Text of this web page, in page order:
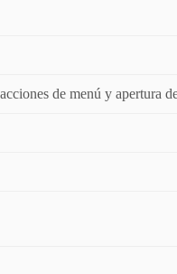
de menú y apertura